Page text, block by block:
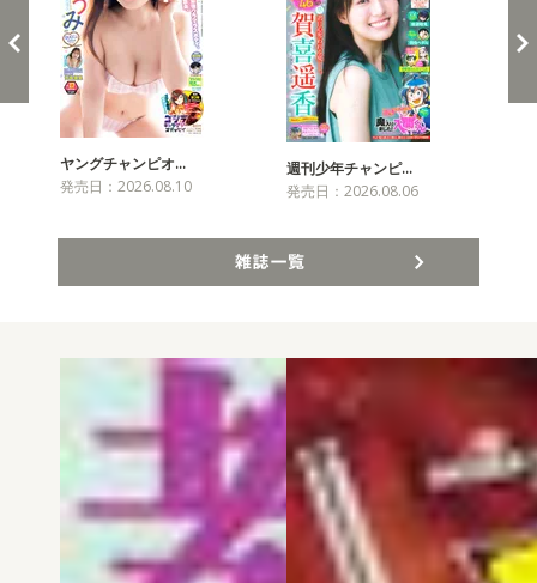
ヤングチャンピオ…
発売日：2026.08.10
週刊少年チャンピ…
発売日：2026.08.06